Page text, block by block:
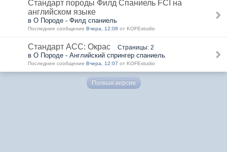
Стандарт породы Филд Спаниель FCI на
английском языке
в О Породе - Филд спаниель
Последнее сообщение Вчера, 12:08 от KOFEstudio
Стандарт АСС: Окрас Страницы: 2
в О Породе - Английский спрингер спаниель
Последнее сообщение Вчера, 12:07 от KOFEstudio
Полная версия